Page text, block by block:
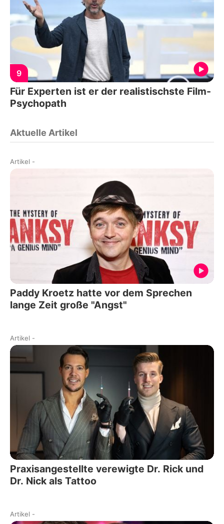
9
Für Experten ist er der realistischste Film-
Psychopath
Aktuelle Artikel
Artikel -
Paddy Kroetz hatte vor dem Sprechen
lange Zeit große "Angst"
Artikel -
Praxisangestellte verewigte Dr. Rick und
Dr. Nick als Tattoo
Artikel -